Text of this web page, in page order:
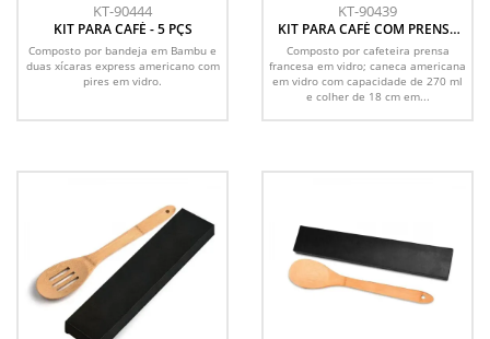
KT-90444
KIT PARA CAFÉ - 5 PÇS
Composto por bandeja em Bambu e
duas xícaras express americano com
pires em vidro.
KT-90439
KIT PARA CAFÉ COM PRENSA
FRANCESA - 3 PÇS
Composto por cafeteira prensa
francesa em vidro; caneca americana
em vidro com capacidade de 270 ml
e colher de 18 cm em...